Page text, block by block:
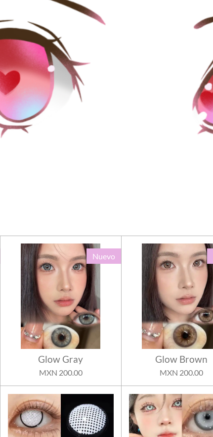
Nuevo
Glow Gray
MXN 200.00
Glow Brown
MXN 200.00